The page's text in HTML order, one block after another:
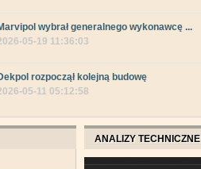
wybrał generalnego wykonawcę ...
05-19 11:36:03
rozpoczął kolejną budowę
05-11 05:12:58
ANALIZY TECHNICZNE